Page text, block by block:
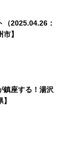
（2025.04.26：
】
鎮座する！湯沢